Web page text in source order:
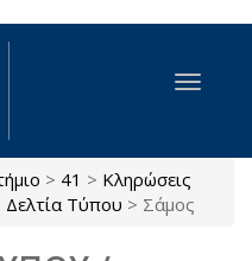
Toggle
> 41 > Κληρώσεις
Δελτία Τύπου > Σάμος